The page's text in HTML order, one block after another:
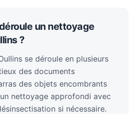
un nettoyage
?
se déroule en plusieurs
des documents
des objets encombrants
nettoyage approfondi avec
si nécessaire.